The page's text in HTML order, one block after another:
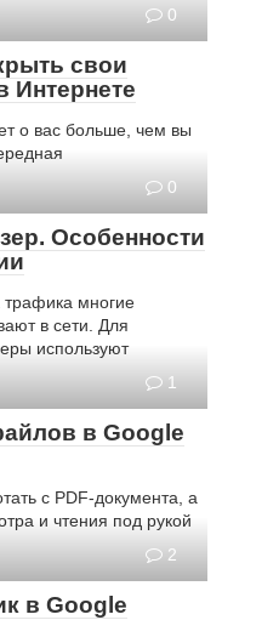
0
свои
Интернете
о вас больше, чем вы
0
Особенности
многие
в сети. Для
используют
1
в Google
с PDF-документа, а
и чтения под рукой
2
в Google